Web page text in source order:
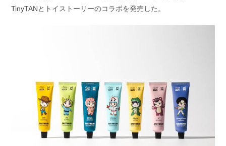
TinyTANとトイストーリーのコラボを発売した。